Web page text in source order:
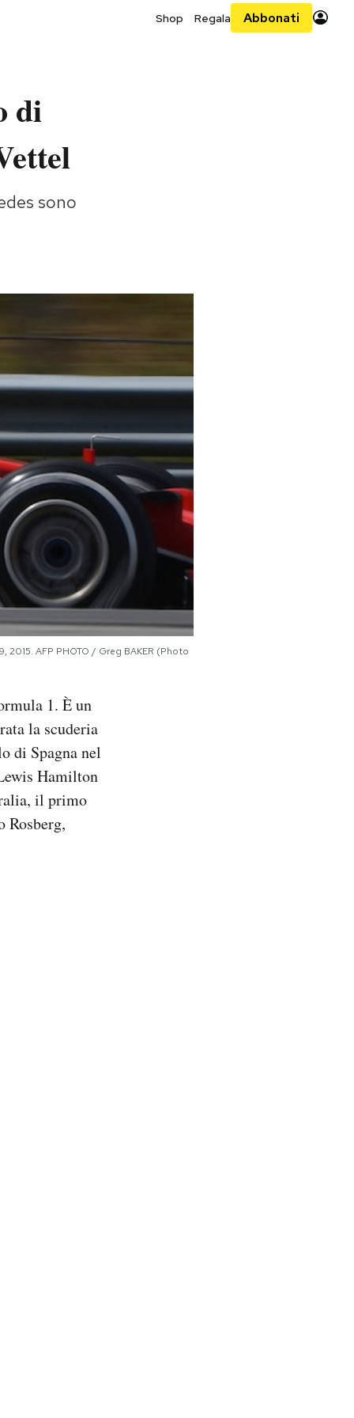
Shop Regala Abbonati
di
sono
2015. AFP PHOTO / Greg BAKER (Photo
1. È un
la scuderia
di Spagna nel
Hamilton
il primo
Rosberg,